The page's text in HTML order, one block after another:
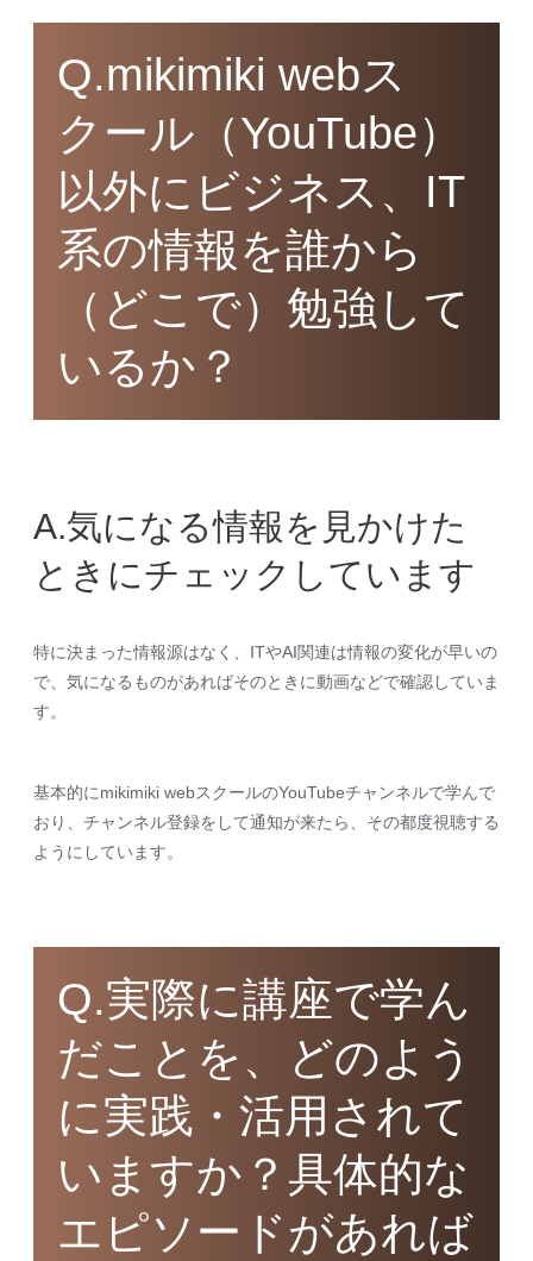
Q.mikimiki webス
クール（YouTube）
以外にビジネス、IT
系の情報を誰から
（どこで）勉強して
いるか？
A.気になる情報を見かけた
ときにチェックしています
特に決まった情報源はなく、ITやAI関連は情報の変化が早いの
で、気になるものがあればそのときに動画などで確認していま
す。
基本的にmikimiki webスクールのYouTubeチャンネルで学んで
おり、チャンネル登録をして通知が来たら、その都度視聴する
ようにしています。
Q.実際に講座で学ん
だことを、どのよう
に実践・活用されて
いますか？具体的な
エピソードがあれば